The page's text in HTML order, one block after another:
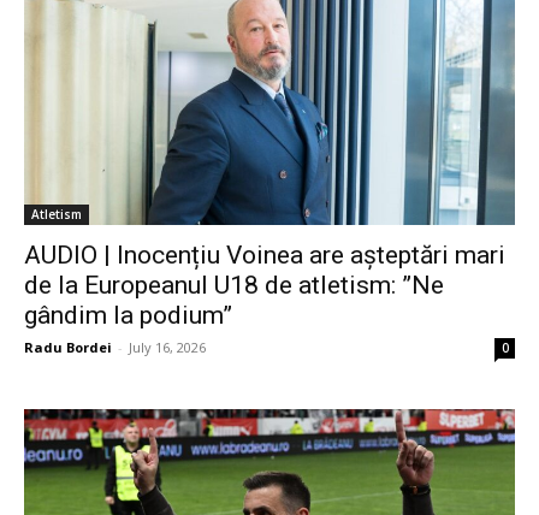
Atletism
AUDIO | Inocențiu Voinea are așteptări mari
de la Europeanul U18 de atletism: ”Ne
gândim la podium”
Radu Bordei - July 16, 2026 0